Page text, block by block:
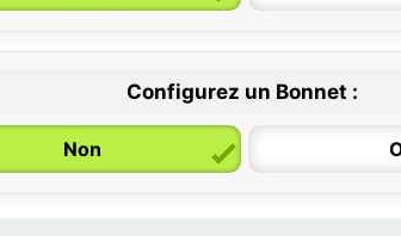
Configurez un Bonnet :
Non